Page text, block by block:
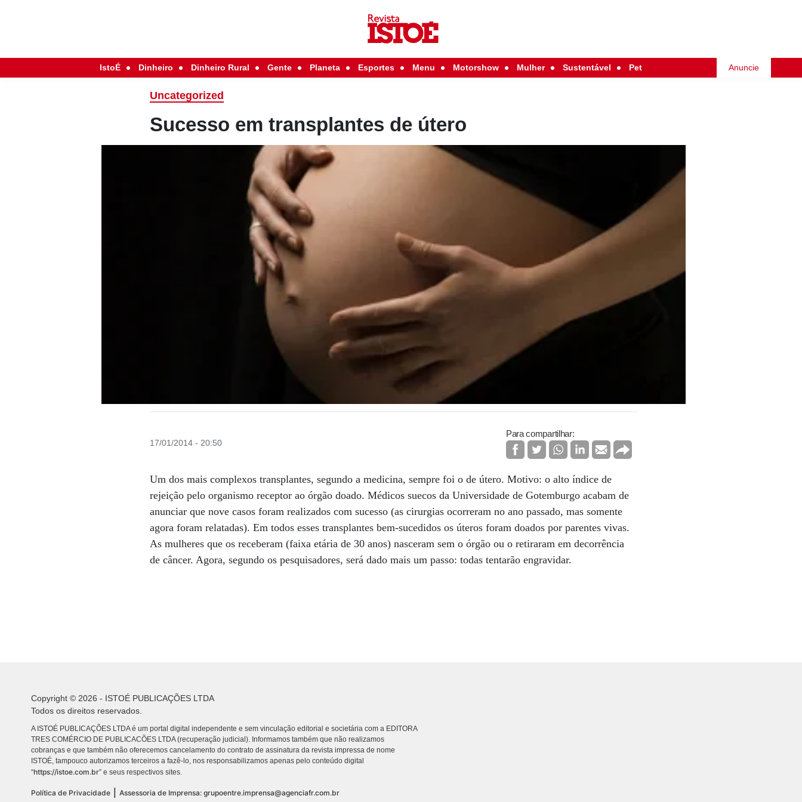
IstoÉ Dinheiro Dinheiro Rural Gente Planeta Esportes Menu Motorshow Mulher Sustentável Pet Anuncie
Uncategorized
Sucesso em transplantes de útero
17/01/2014 - 20:50
Para compartilhar:
Um dos mais complexos transplantes, segundo a medicina, sempre foi o de útero. Motivo: o alto índice de
rejeição pelo organismo receptor ao órgão doado. Médicos suecos da Universidade de Gotemburgo acabam de
anunciar que nove casos foram realizados com sucesso (as cirurgias ocorreram no ano passado, mas somente
agora foram relatadas). Em todos esses transplantes bem-sucedidos os úteros foram doados por parentes vivas.
As mulheres que os receberam (faixa etária de 30 anos) nasceram sem o órgão ou o retiraram em decorrência
de câncer. Agora, segundo os pesquisadores, será dado mais um passo: todas tentarão engravidar.
Copyright © 2026 - ISTOÉ PUBLICAÇÕES LTDA
Todos os direitos reservados.
A ISTOÉ PUBLICAÇÕES LTDA é um portal digital independente e sem vinculação editorial e societária com a EDITORA
TRES COMÉRCIO DE PUBLICACÕES LTDA (recuperação judicial). Informamos também que não realizamos
cobranças e que também não oferecemos cancelamento do contrato de assinatura da revista impressa de nome
ISTOÉ, tampouco autorizamos terceiros a fazê-lo, nos responsabilizamos apenas pelo conteúdo digital
“https://istoe.com.br” e seus respectivos sites.
Política de Privacidade Assessoria de Imprensa: grupoentre.imprensa@agenciafr.com.br